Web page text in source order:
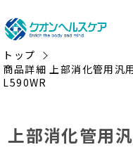
トップ
商品詳細 上部消化管用
L590WR
上部消化管用